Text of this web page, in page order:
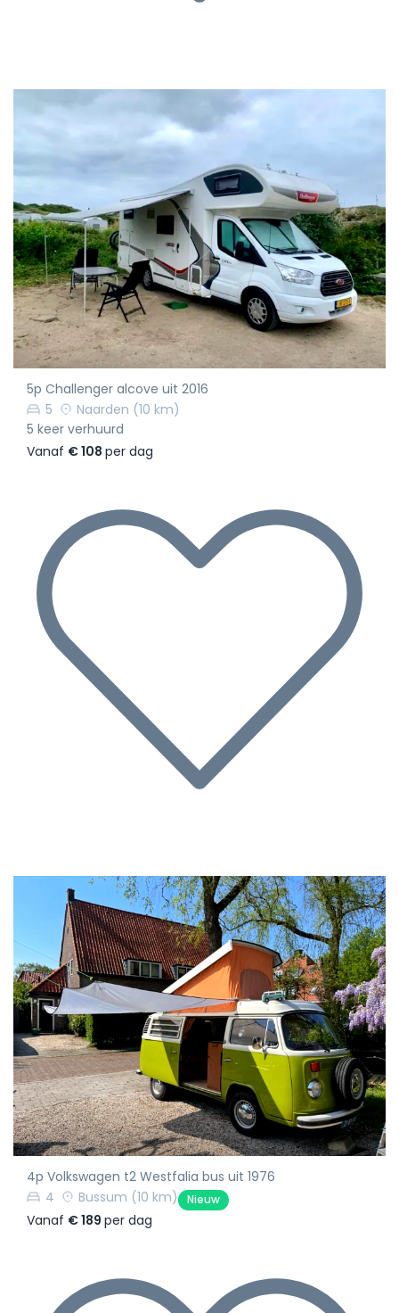
5p Challenger alcove uit 2016
5
Naarden (10 km)
5 keer verhuurd
Vanaf € 108 per dag
4p Volkswagen t2 Westfalia bus uit 1976
4
Bussum (10 km) Nieuw
Vanaf € 189 per dag